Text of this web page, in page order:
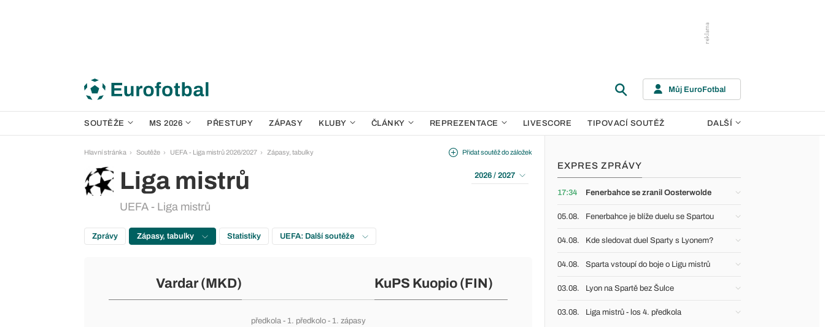
Můj EuroFotbal
SOUTĚŽE MS 2026 PŘESTUPY ZÁPASY KLUBY ČLÁNKY REPREZENTACE LIVESCORE TIPOVACÍ SOUTĚŽ DALŠÍ
Hlavní stránka Soutěže UEFA - Liga mistrů 2026/2027 Zápasy, tabulky
Liga mistrů
UEFA - Liga mistrů
Přidat soutěž do záložek
2026 / 2027
Zprávy Zápasy, tabulky Statistiky UEFA: Další soutěže
Vardar (MKD) KuPS Kuopio (FIN)
předkola- 1. předkolo- 1. zápasy
EXPRES ZPRÁVY
17:34 Fenerbahce se zranil Oosterwolde
05.08. Fenerbahce je blíže duelu se Spartou
04.08. Kde sledovat duel Sparty s Lyonem?
04.08. Sparta vstoupí do boje o Ligu mistrů
03.08. Lyon na Spartě bez Šulce
03.08. Liga mistrů - los 4. předkola